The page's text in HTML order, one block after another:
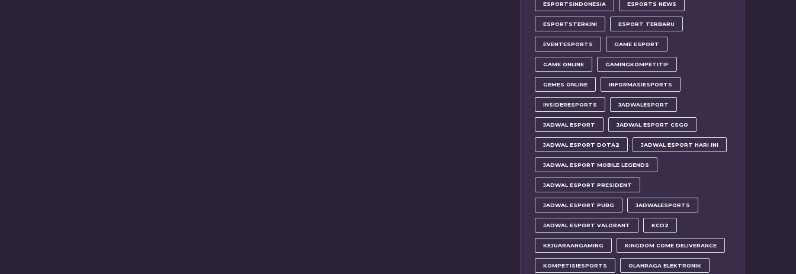
ESPORTSINDONESIA ESPORTS NEWS
ESPORTSTERKINI ESPORT TERBARU
EVENTESPORTS GAME ESPORT
GAME ONLINE GAMINGKOMPETITIF
GEMES ONLINE INFORMASIESPORTS
INSIDERESPORTS JADWALESPORT
JADWAL ESPORT JADWAL ESPORT CSGO
JADWAL ESPORT DOTA2 JADWAL ESPORT HARI INI
JADWAL ESPORT MOBILE LEGENDS
JADWAL ESPORT PRESIDENT
JADWAL ESPORT PUBG JADWALESPORTS
JADWAL ESPORT VALORANT KCD2
KEJUARAANGAMING KINGDOM COME DELIVERANCE
KOMPETISIESPORTS OLAHRAGA ELEKTRONIK